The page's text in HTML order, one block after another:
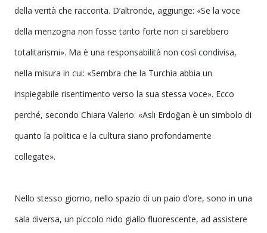
della verità che racconta. D’altronde, aggiunge: «Se la voce
della menzogna non fosse tanto forte non ci sarebbero
totalitarismi». Ma è una responsabilità non così condivisa,
nella misura in cui: «Sembra che la Turchia abbia un
inspiegabile risentimento verso la sua stessa voce». Ecco
perché, secondo Chiara Valerio: «Aslı Erdoğan è un simbolo di
quanto la politica e la cultura siano profondamente
collegate».
Nello stesso giorno, nello spazio di un paio d’ore, sono in una
sala diversa, un piccolo nido giallo fluorescente, ad assistere